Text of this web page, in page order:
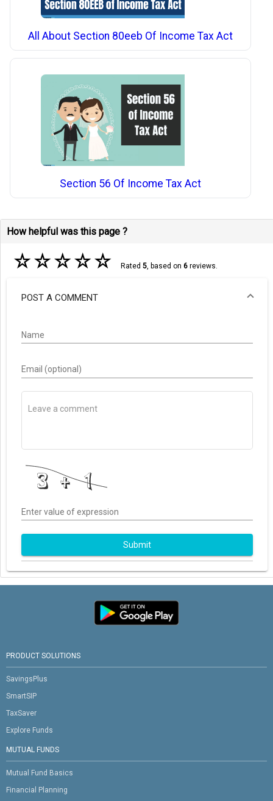
All About Section 80eeb Of Income Tax Act
Section 56 Of Income Tax Act
How helpful was this page ?
☆☆☆☆☆ Rated 5, based on 6reviews.
POST A COMMENT
Name
Email (optional)
Enter value of expression
Submit
PRODUCT SOLUTIONS
SavingsPlus
SmartSIP
TaxSaver
Explore Funds
MUTUAL FUNDS
Mutual Fund Basics
Financial Planning